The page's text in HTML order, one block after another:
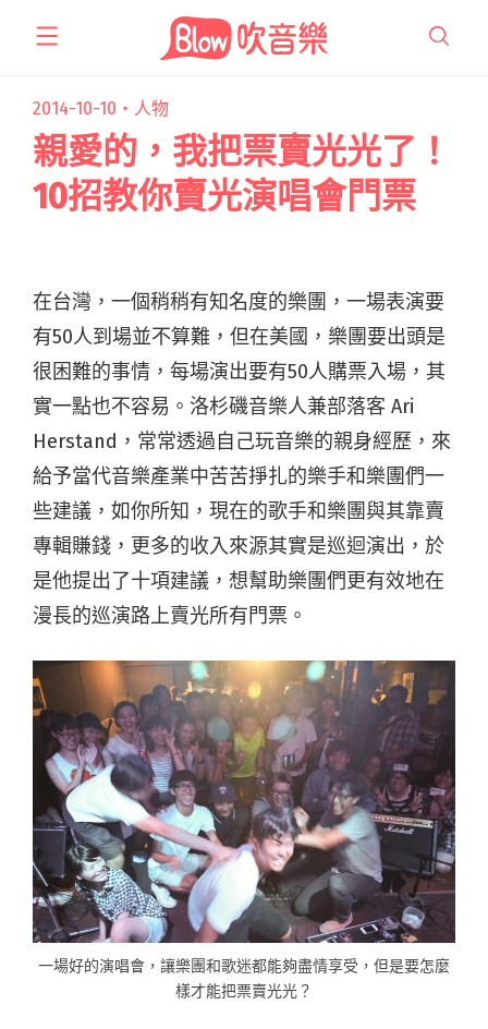
2014-10-10・ 人物
親愛的，我把票賣光光了！
10招教你賣光演唱會門票
在台灣，一個稍稍有知名度的樂團，一場表演要
有50人到場並不算難，但在美國，樂團要出頭是
很困難的事情，每場演出要有50人購票入場，其
實一點也不容易。洛杉磯音樂人兼部落客 Ari
Herstand，常常透過自己玩音樂的親身經歷，來
給予當代音樂產業中苦苦掙扎的樂手和樂團們一
些建議，如你所知，現在的歌手和樂團與其靠賣
專輯賺錢，更多的收入來源其實是巡迴演出，於
是他提出了十項建議，想幫助樂團們更有效地在
漫長的巡演路上賣光所有門票。
一場好的演唱會，讓樂團和歌迷都能夠盡情享受，但是要怎麼
樣才能把票賣光光？